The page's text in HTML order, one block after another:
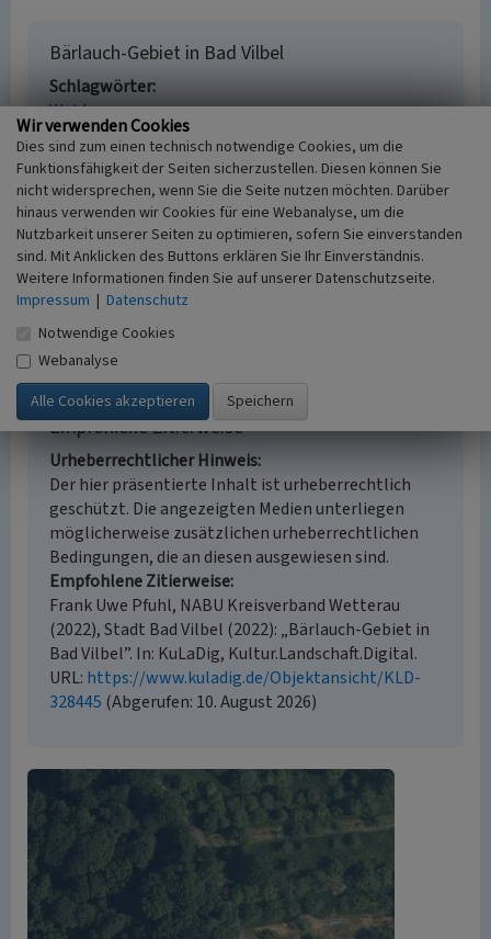
Bärlauch-Gebiet in Bad Vilbel
Schlagwörter
Wald
Ort
61118 Bad Vilbel
Fachsicht(en)
Kulturlandschaftspflege, Naturschutz
Erfassungsmaßstab
i.d.R. 1:5.000 (größer als 1:20.000)
Erfassungsmethode
Literaturauswertung, mündliche Hinweise
Ortsansässiger, Ortskundiger
Empfohlene Zitierweise
Urheberrechtlicher Hinweis
Der hier präsentierte Inhalt ist urheberrechtlich
geschützt. Die angezeigten Medien unterliegen
möglicherweise zusätzlichen urheberrechtlichen
Bedingungen, die an diesen ausgewiesen sind.
Empfohlene Zitierweise
Frank Uwe Pfuhl, NABU Kreisverband Wetterau
(2022), Stadt Bad Vilbel (2022): „Bärlauch-Gebiet in
Bad Vilbel”. In: KuLaDig, Kultur.Landschaft.Digital.
URL: https://www.kuladig.de/Objektansicht/KLD-
328445 (Abgerufen: 10. August 2026)
Wir verwenden Cookies
Dies sind zum einen technisch notwendige Cookies, um die
Funktionsfähigkeit der Seiten sicherzustellen. Diesen können Sie
nicht widersprechen, wenn Sie die Seite nutzen möchten. Darüber
hinaus verwenden wir Cookies für eine Webanalyse, um die
Nutzbarkeit unserer Seiten zu optimieren, sofern Sie einverstanden
sind. Mit Anklicken des Buttons erklären Sie Ihr Einverständnis.
Weitere Informationen finden Sie auf unserer Datenschutzseite.
Impressum | Datenschutz
Notwendige Cookies
Webanalyse